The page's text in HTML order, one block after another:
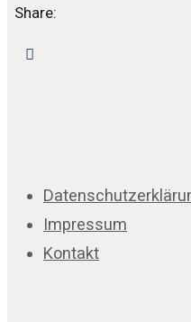
Share:
Impressum
Kontakt